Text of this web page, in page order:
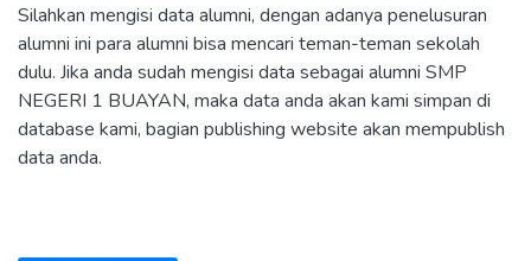
Silahkan mengisi data alumni, dengan adanya penelusuran
alumni ini para alumni bisa mencari teman-teman sekolah
dulu. Jika anda sudah mengisi data sebagai alumni SMP
NEGERI 1 BUAYAN, maka data anda akan kami simpan di
database kami, bagian publishing website akan mempublish
data anda.